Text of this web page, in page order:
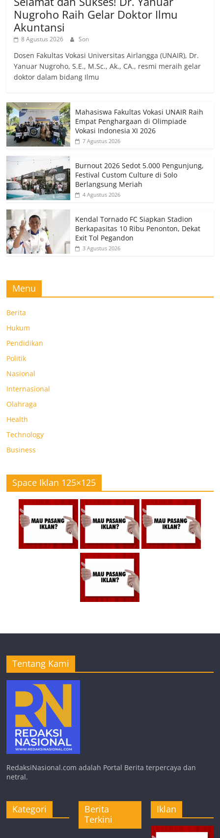
Nugroho Raih Gelar Doktor Ilmu
Akuntansi
8 Agustus 2026 Son
Dosen Fakultas Vokasi Universitas Airlangga (UNAIR), Dr.
Yanuar Nugroho, S.E., M.Sc., Ak., CA., resmi meraih gelar
doktor dalam bidang Ilmu
Mahasiswa Fakultas Vokasi UNAIR Raih
Empat Penghargaan di Olimpiade
Vokasi Indonesia XI 2026
7 Agustus 2026
Burnout 2026 Sedot 5.000 Pengunjung,
Festival Custom Culture di Solo
Berlangsung Meriah
4 Agustus 2026
Kendal Tornado FC Siapkan Stadion
Berkapasitas 10 Ribu Penonton, Dekat
Exit Tol Pegandon
3 Agustus 2026
Menu
Berita
Hukum
Pendidikan
Politik
Nasional
Internasional
Olahraga
Health
Technology
Business
Space Iklan 125×125
Tentang Kami
RedaksiNasional.com adalah Portal Berita terpercaya dan
netral.
Kategori
Berita
Terkini
Iklan